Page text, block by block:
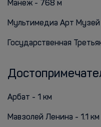
Манеж - 768 м
Мультимедиа Арт
Государственная
Арбат - 1 км
Мавзолей Ленина - 1.1 км